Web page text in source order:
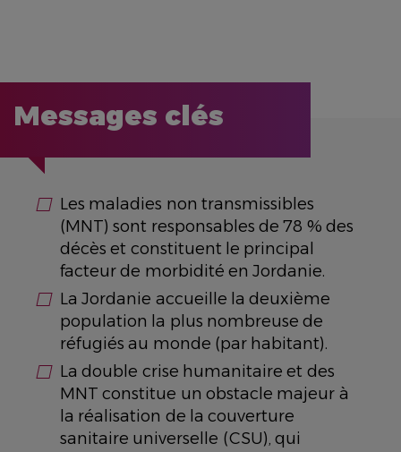
Messages clés
Les maladies non transmissibles
(MNT) sont responsables de 78 % des
décès et constituent le principal
facteur de morbidité en Jordanie.
La Jordanie accueille la deuxième
population la plus nombreuse de
réfugiés au monde (par habitant).
La double crise humanitaire et des
MNT constitue un obstacle majeur à
la réalisation de la couverture
sanitaire universelle (CSU), qui